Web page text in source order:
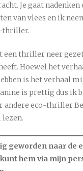
Je gaat nadenken
van vlees en ik
thriller.
een thriller neer
Hoewel het
is het verhaal
is prettig dus ik
andere eco-thriller
geworden naar de
kunt hem via mijn